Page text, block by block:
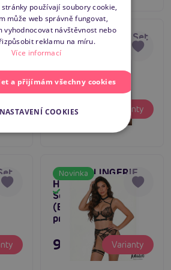
Tip na dárek
4
Casmir AURELIA Set
(Black)
895 Kč Varianty
Novinka
ADALET LINGERIE
Hyacinth Bra Garter
Set and Thong
(Black), erotický set
prádla
Skladem
995 Kč Varianty
ENGLISH
používají soubory cookie,
může web správně fungovat,
vyhodnocovat návštěvnost nebo
reklamu na míru.
Více informací
a přijímám všechny cookies
NASTAVENÍ COOKIES